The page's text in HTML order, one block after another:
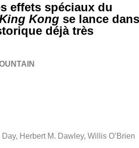
effets spéciaux du
Kongse lance dans
déjà très
Herbert M. Dawley, Willis O’Brien